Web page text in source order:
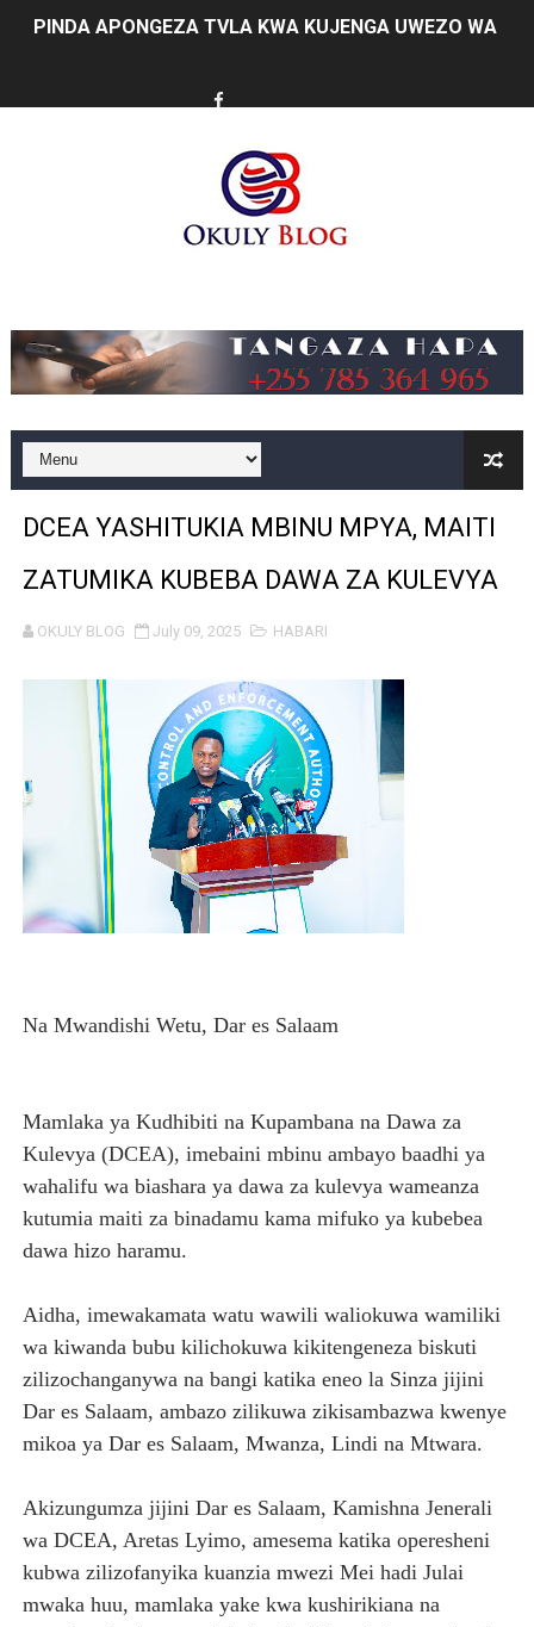
PINDA APONGEZA TVLA KWA KUJENGA UWEZO WA
DKT. SIMBEYE ASISITIZA UMOJA WA VYUO VYA
FCC YAENDELEA KUJENGA MAZINGIRA BORA YA
WANAWAKE TFC NYENZO YA KUJENGA UCHUMI WA
ULEGA: TEKNOLOJIA BUNIFU ZIWAFIKIE WAKULIMA NA
SERIKALI INATAMBUA MCHANGO WA WAZEE: WAZIRI
Mkurugenzi Green Acres ataja sababu kuanzisha klabu
MWANRI APOKELEWA MAKAO MAKUU YA CCM
UKAGUZI WA MIGODI WAIMARISHA USALAMA,
MHE. CHANDE AIPONGEZA WRRB KWA
NAIBU WAZIRI CHANDE ARIDHISHWA NA HUDUMA ZA
NAIBU KATIBU MKUU UJENZI ARIDHISHWA NA
DKT. MSONDE: TBA NI KITOVU CHA FURSA ZA
Waziri Kabudi: Kilosa Iendelee Kulinda Amani,
HABARI ZILIZOPEWA UZITO WA JUU KATIKA
DCEA YASHITUKIA MBINU MPYA, MAITI
ZATUMIKA KUBEBA DAWA ZA KULEVYA
OKULY BLOG July 09, 2025 HABARI
Na Mwandishi Wetu, Dar es Salaam
Mamlaka ya Kudhibiti na Kupambana na Dawa za
Kulevya (DCEA), imebaini mbinu ambayo baadhi ya
wahalifu wa biashara ya dawa za kulevya wameanza
kutumia maiti za binadamu kama mifuko ya kubebea
dawa hizo haramu.
Aidha, imewakamata watu wawili waliokuwa wamiliki
wa kiwanda bubu kilichokuwa kikitengeneza biskuti
zilizochanganywa na bangi katika eneo la Sinza jijini
Dar es Salaam, ambazo zilikuwa zikisambazwa kwenye
mikoa ya Dar es Salaam, Mwanza, Lindi na Mtwara.
Akizungumza jijini Dar es Salaam, Kamishna Jenerali
wa DCEA, Aretas Lyimo, amesema katika operesheni
kubwa zilizofanyika kuanzia mwezi Mei hadi Julai
mwaka huu, mamlaka yake kwa kushirikiana na